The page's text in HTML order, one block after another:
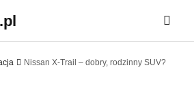
Nissan X-Trail – dobry, rodzinny SUV?